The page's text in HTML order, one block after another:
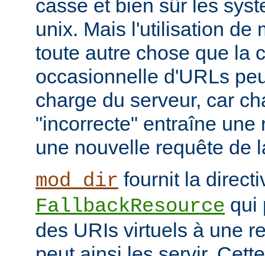
casse et bien sûr les
unix. Mais l'utilisation de
toute autre chose que la
occasionnelle d'URLs
charge du serveur, car
"incorrecte" entraîne une
une nouvelle requête de
mod_dir fournit la
FallbackResource qui
des URIs virtuels à une